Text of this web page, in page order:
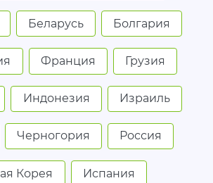
Беларусь Болгария
Франция Грузия
Индонезия Израиль
Черногория Россия
Корея Испания